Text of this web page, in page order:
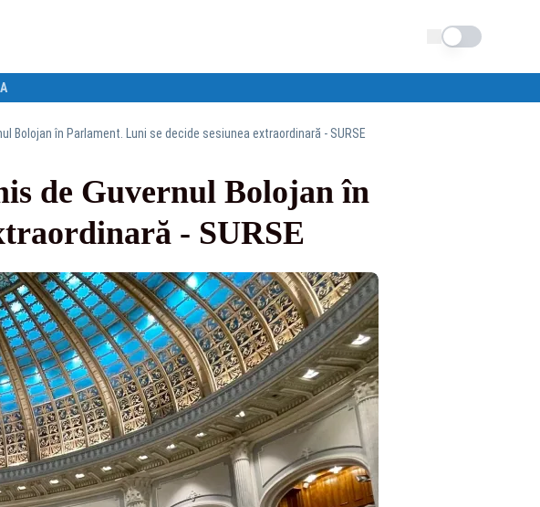
Schimba tema
Bolojan în Parlament. Luni se decide sesiunea extraordinară - SURSE
de Guvernul Bolojan în
- SURSE